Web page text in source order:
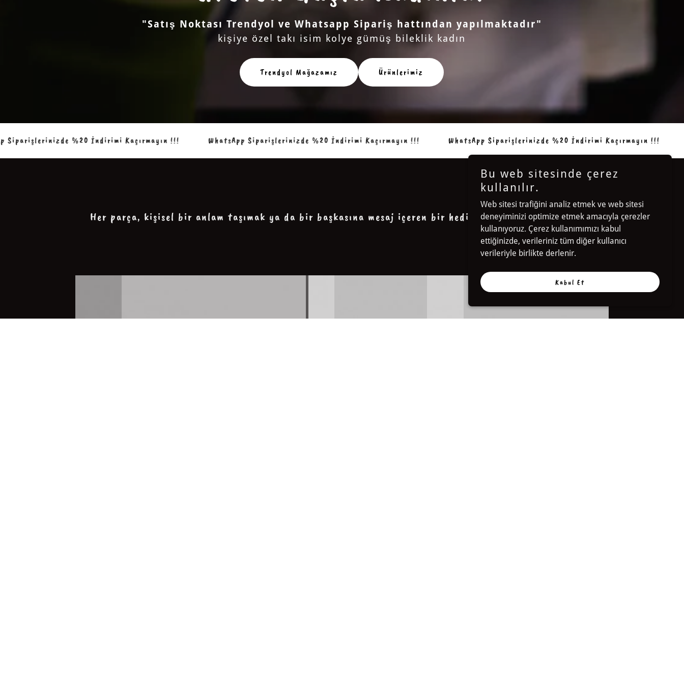
"Satış Noktası Trendyol ve Whatsapp Sipariş hattından yapılmaktadır"
kişiye özel takı isim kolye gümüş bileklik kadın
Trendyol Mağazamız Ürünlerimiz
%20 İndirimi Kaçırmayın !!! WhatsApp Siparişlerinizde %20 İndirimi Kaçırmayın !!! WhatsApp Siparişlerinizde %20 İndirimi Kaçırmayın !!!
Her parça, kişisel bir anlam taşımak ya da bir başkasına mesaj içeren bir hediye vermek için tasarlanır.
Bu web sitesinde çerez
kullanılır.
Web sitesi trafiğini analiz etmek ve web sitesi
deneyiminizi optimize etmek amacıyla çerezler
kullanıyoruz. Çerez kullanımımızı kabul
ettiğinizde, verileriniz tüm diğer kullanıcı
verileriyle birlikte derlenir.
Kabul Et